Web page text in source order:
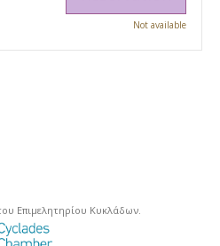
Not available
Επιμελητηρίου Κυκλάδων.